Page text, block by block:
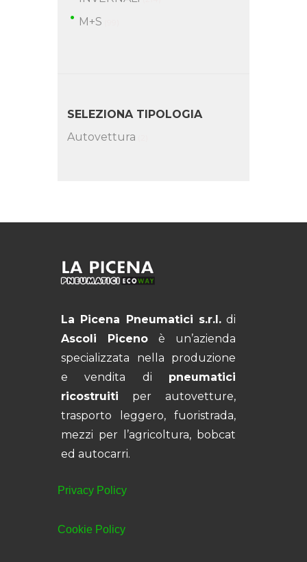
M+S
SELEZIONA TIPOLOGIA
Autovettura
La Picena Pneumatici s.r.l.di
Ascoli Piceno è un’azienda
specializzata nella produzione
e vendita di pneumatici
ricostruiti per autovetture,
trasporto leggero, fuoristrada,
mezzi per l’agricoltura, bobcat
ed autocarri.
Privacy Policy
Cookie Policy